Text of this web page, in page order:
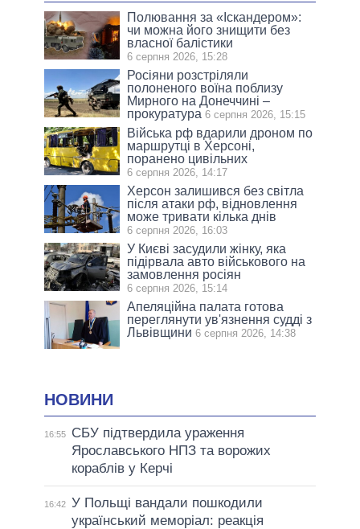
Полювання за «Іскандером»:
чи можна його знищити без
власної балістики
6 серпня 2026, 15:28
Росіяни розстріляли
полоненого воїна поблизу
Мирного на Донеччині –
прокуратура 6 серпня 2026, 15:15
Війська рф вдарили дроном по
маршрутці в Херсоні,
поранено цивільних
6 серпня 2026, 14:17
Херсон залишився без світла
після атаки рф, відновлення
може тривати кілька днів
6 серпня 2026, 16:03
У Києві засудили жінку, яка
підірвала авто військового на
замовлення росіян
6 серпня 2026, 15:14
Апеляційна палата готова
переглянути ув'язнення судді з
Львівщини 6 серпня 2026, 14:38
НОВИНИ
16:55
СБУ підтвердила ураження
Ярославського НПЗ та ворожих
кораблів у Керчі
16:42 У Польщі вандали пошкодили
український меморіал: реакція